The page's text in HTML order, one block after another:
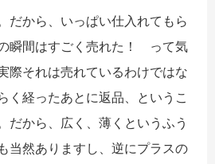
だから、いっぱい仕入れてもら
瞬間はすごく売れた！ って気
際それは売れているわけではな
く経ったあとに返品、というこ
だから、広く、薄くというふう
当然ありますし、逆にプラスの